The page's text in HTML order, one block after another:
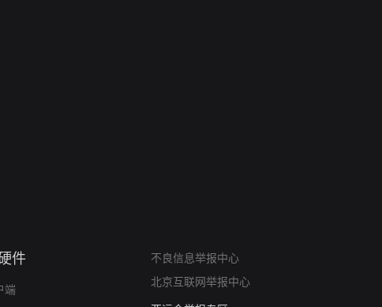
件
端
不良信息举报中心
北京互联网举报中心
算法推荐专项举报